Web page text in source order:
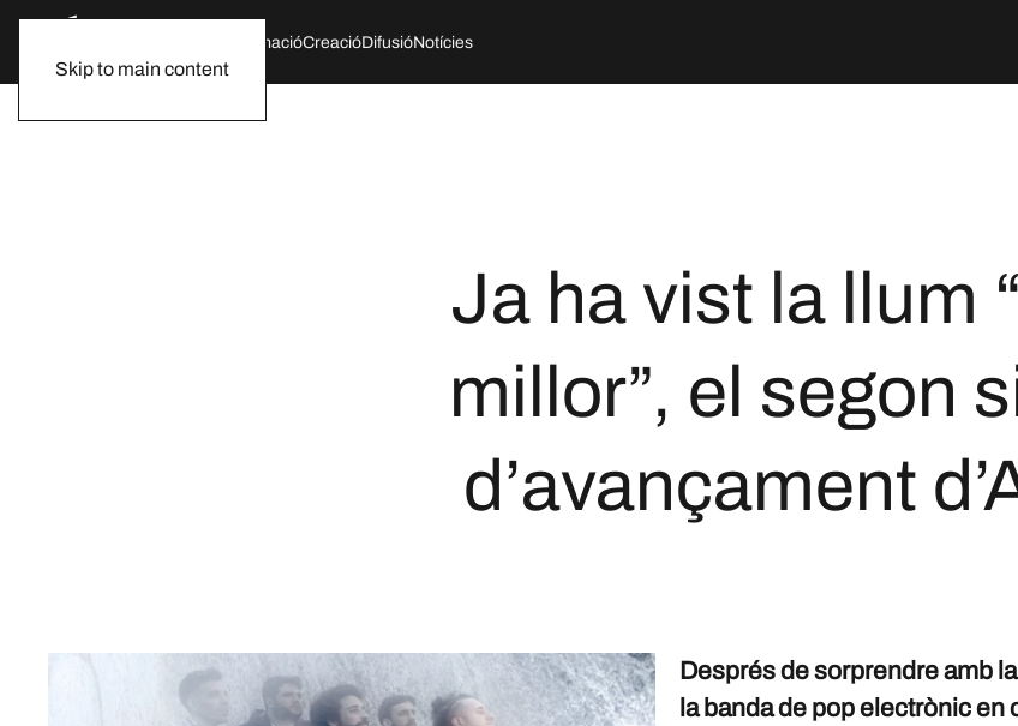
Skip to main content
FormacióCreacióDifusióNotícies
Ja ha vist la llum
millor”, el segon
d’avançament
Després de sorprendre amb
la banda de pop electrònic